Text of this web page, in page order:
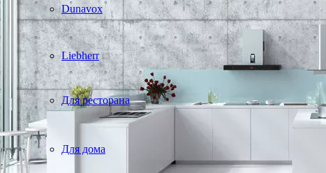
Dunavox
Liebherr
Для ресторана
Для дома